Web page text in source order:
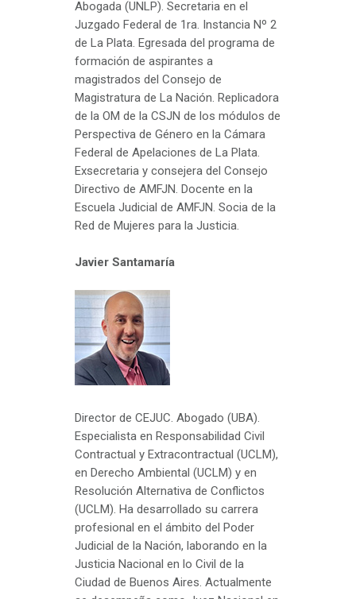
Abogada (UNLP). Secretaria en el
Juzgado Federal de 1ra. Instancia Nº 2
de La Plata. Egresada del programa de
formación de aspirantes a
magistrados del Consejo de
Magistratura de La Nación. Replicadora
de la OM de la CSJN de los módulos de
Perspectiva de Género en la Cámara
Federal de Apelaciones de La Plata.
Exsecretaria y consejera del Consejo
Directivo de AMFJN. Docente en la
Escuela Judicial de AMFJN. Socia de la
Red de Mujeres para la Justicia.
Javier Santamaría
Director de CEJUC. Abogado (UBA).
Especialista en Responsabilidad Civil
Contractual y Extracontractual (UCLM),
en Derecho Ambiental (UCLM) y en
Resolución Alternativa de Conflictos
(UCLM). Ha desarrollado su carrera
profesional en el ámbito del Poder
Judicial de la Nación, laborando en la
Justicia Nacional en lo Civil de la
Ciudad de Buenos Aires. Actualmente